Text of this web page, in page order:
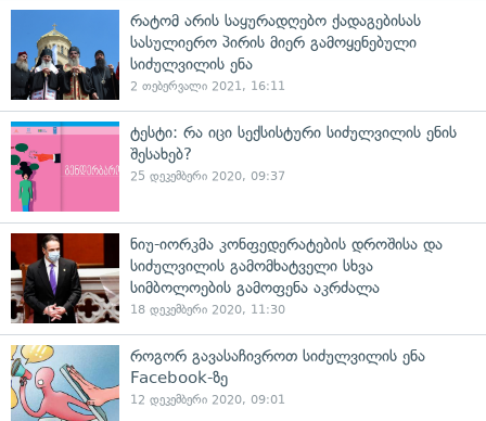
რატომ არის საყურადღებო ქადაგებისას
სასულიერო პირის მიერ გამოყენებული
სიძულვილის ენა
2 თებერვალი 2021, 16:11
ტესტი: რა იცი სექსისტური სიძულვილის ენის
შესახებ?
25 დეკემბერი 2020, 09:37
ნიუ-იორკმა კონფედერატების დროშისა და
სიძულვილის გამომხატველი სხვა
სიმბოლოების გამოფენა აკრძალა
18 დეკემბერი 2020, 11:30
როგორ გავასაჩივროთ სიძულვილის ენა
Facebook-ზე
12 დეკემბერი 2020, 09:01